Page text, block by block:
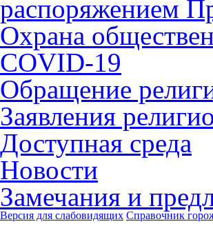
распоряжением
Охрана
COVID-19
Обращение
Заявления
Доступная среда
Новости
Замечания и
Версия для слабовидящих Справочник